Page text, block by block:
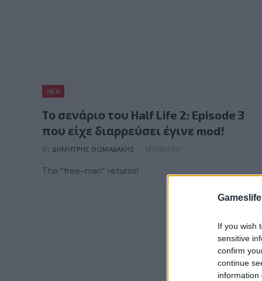
If you wish
sensitive
confirm
continue
information
ΝΈΑ
Το σενάριο του Half Life 2: Episode 3
που είχε διαρρεύσει έγινε mod!
BY ΔΗΜΉΤΡΗΣ ΘΩΜΑΔΆΚΗΣ 18/09/2017
The “free-man” returns!